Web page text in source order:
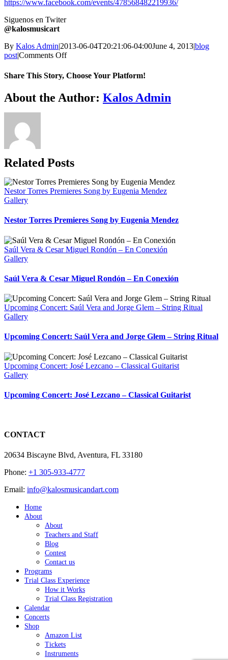
https://www.facebook.com/events/478568482219936/
Siguenos en Twiter
@kalosmusicart
By Kalos Admin|2013-06-04T20:21:06-04:00June 4, 2013|blog
post|Comments Offon
Music
School
de
Share This Story, Choose Your Platform!
Facebook
X
WhatsApp
Email
About the Author: Kalos Admin
Related Posts
Nestor Torres Premieres Song by Eugenia Mendez
Gallery
Nestor Torres Premieres Song by Eugenia Mendez
Saúl Vera & Cesar Miguel Rondón – En Conexión
Gallery
Saúl Vera & Cesar Miguel Rondón – En Conexión
Upcoming Concert: Saúl Vera and Jorge Glem – String Ritual
Gallery
Upcoming Concert: Saúl Vera and Jorge Glem – String Ritual
Upcoming Concert: José Lezcano – Classical Guitarist
Gallery
Upcoming Concert: José Lezcano – Classical Guitarist
CONTACT
20634 Biscayne Blvd, Aventura, FL 33180
Phone: +1 305-933-4777
Email: info@kalosmusicandart.com
Home
About
About
Teachers and Staff
Blog
Contest
Contact us
Programs
Trial Class Experience
How it Works
Trial Class Registration
Calendar
Concerts
Shop
Amazon List
Tickets
Instruments